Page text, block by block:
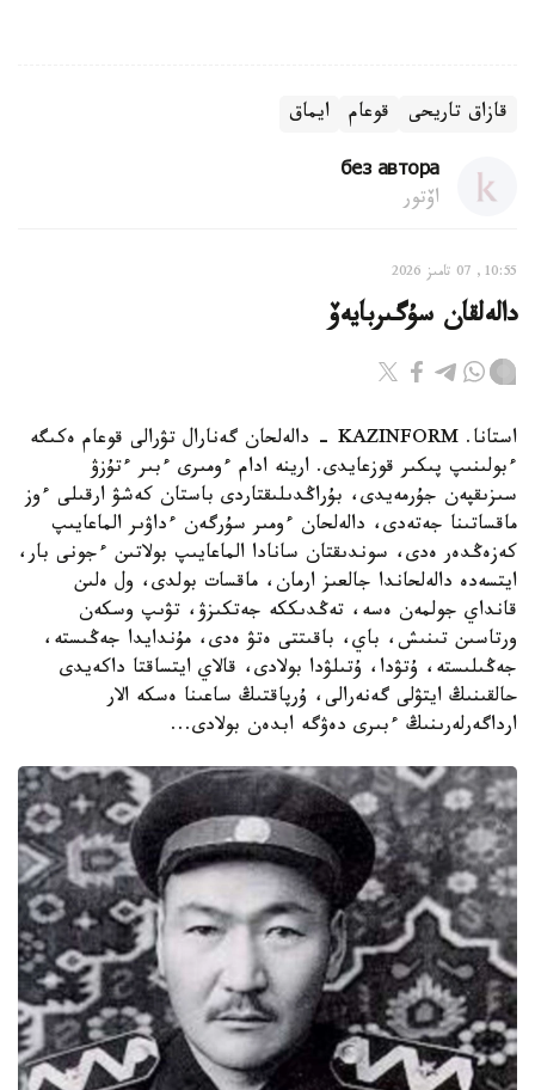
قازاق تاريحى قوعام ايماق
без автора
اۆتور
10:55, 07 تامىز 2026
دالەلقان سۇگىربايەۆ
استانا. KAZINFORM - دالەلحان گەنارال تۋرالى قوعام ەكىگە
ءبولىنىپ پىكىر قوزعايدى. ارينە ادام ءومىرى ءبىر ءتۇزۋ
سىزىقپەن جۇرمەيدى، بۇراڭدىلىقتاردى باستان كەشۋ ارقىلى ءوز
ماقساتىنا جەتەدى، دالەلحان ءومىر سۇرگەن ءداۋىر الماعايىپ
كەزەڭدەر ەدى، سوندىقتان سانادا الماعايىپ بولاتىن ءجونى بار،
ايتسەدە دالەلحاندا جالعىز ارمان، ماقسات بولدى، ول ەلىن
قانداي جولمەن ەسە، تەڭدىككە جەتكىزۋ، تۋىپ وسكەن
ورتاسىن تىنىش، باي، باقىتتى ەتۋ ەدى، مۇندايدا جەڭىستە،
جەڭىلىستە، ۇتۋدا، ۇتىلۋدا بولادى، قالاي ايتساقتا داكەيدى
حالقىنىڭ ايتۋلى گەنەرالى، ۇرپاقتىڭ ساعىنا ەسكە الار
ارداگەرلەرىنىڭ ءبىرى دەۋگە ابدەن بولادى...